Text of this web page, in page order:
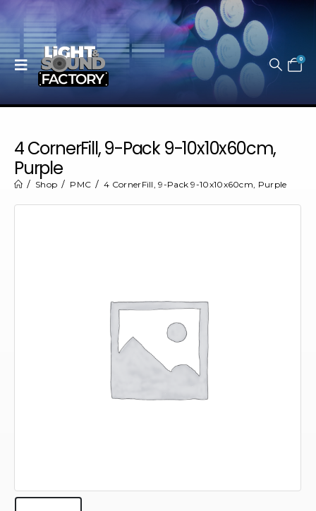
0
4 CornerFill, 9-Pack 9-10x10x60cm,
Purple
Shop PMC 4 CornerFill, 9-Pack 9-10x10x60cm, Purple